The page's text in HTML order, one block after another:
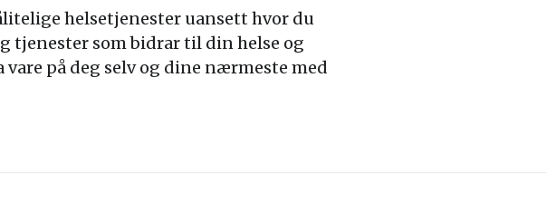
helsetjenester uansett hvor du
tjenester som bidrar til din helse og
på deg selv og dine nærmeste med